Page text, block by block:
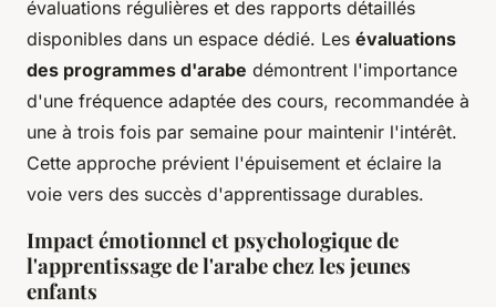
évaluations régulières et des rapports détaillés
disponibles dans un espace dédié. Les évaluations
des programmes d'arabe démontrent l'importance
d'une fréquence adaptée des cours, recommandée à
une à trois fois par semaine pour maintenir l'intérêt.
Cette approche prévient l'épuisement et éclaire la
voie vers des succès d'apprentissage durables.
Impact émotionnel et psychologique de
l'apprentissage de l'arabe chez les jeunes
enfants